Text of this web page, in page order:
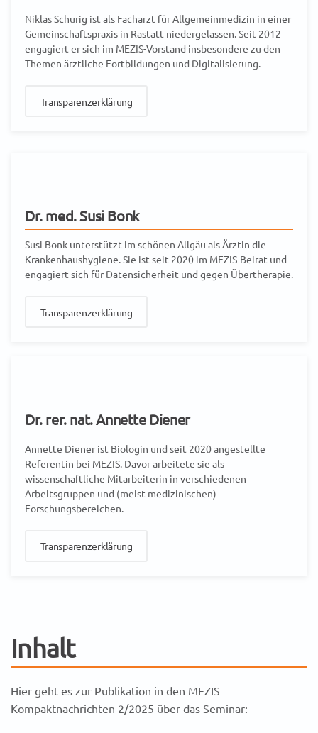
Niklas Schurig ist als Facharzt für Allgemeinmedizin in einer
Gemeinschaftspraxis in Rastatt niedergelassen. Seit 2012
engagiert er sich im MEZIS-Vorstand insbesondere zu den
Themen ärztliche Fortbildungen und Digitalisierung.
Transparenzerklärung
Dr. med. Susi Bonk
Susi Bonk unterstützt im schönen Allgäu als Ärztin die
Krankenhaushygiene. Sie ist seit 2020 im MEZIS-Beirat und
engagiert sich für Datensicherheit und gegen Übertherapie.
Transparenzerklärung
Dr. rer. nat. Annette Diener
Annette Diener ist Biologin und seit 2020 angestellte
Referentin bei MEZIS. Davor arbeitete sie als
wissenschaftliche Mitarbeiterin in verschiedenen
Arbeitsgruppen und (meist medizinischen)
Forschungsbereichen.
Transparenzerklärung
Inhalt
Hier geht es zur Publikation in den MEZIS
Kompaktnachrichten 2/2025 über das Seminar: